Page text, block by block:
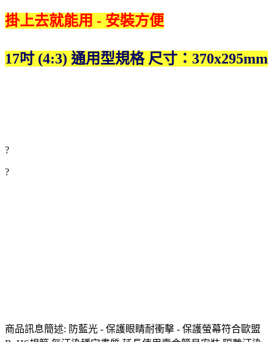
掛上去就能用 - 安裝方便
17吋 (4:3) 通用型規格 尺寸：370x295mm
?
?
商品訊息簡述: 防藍光 - 保護眼睛耐衝擊 - 保護螢幕符合歐盟